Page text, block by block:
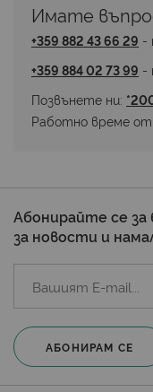
Имате
+359 882 43 66 29 -
+359 884 02 73 99 -
Позвънете ни:
Работно време от
Абонирайте се
за новости и
АБОНИРАМ СЕ